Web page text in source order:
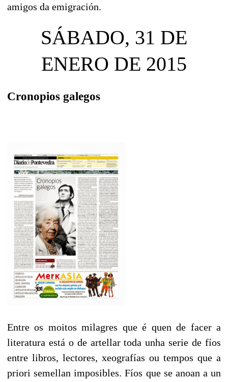
amigos da emigración.
SÁBADO, 31 DE
ENERO DE 2015
Cronopios galegos
Entre os moitos milagres que é quen de facer a
literatura está o de artellar toda unha serie de fíos
entre libros, lectores, xeografías ou tempos que a
priori semellan imposibles. Fíos que se anoan a un